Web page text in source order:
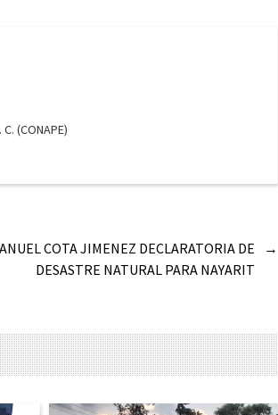
(CONAPE)
→
COTA JIMENEZ DECLARATORIA DE
DESASTRE NATURAL PARA NAYARIT